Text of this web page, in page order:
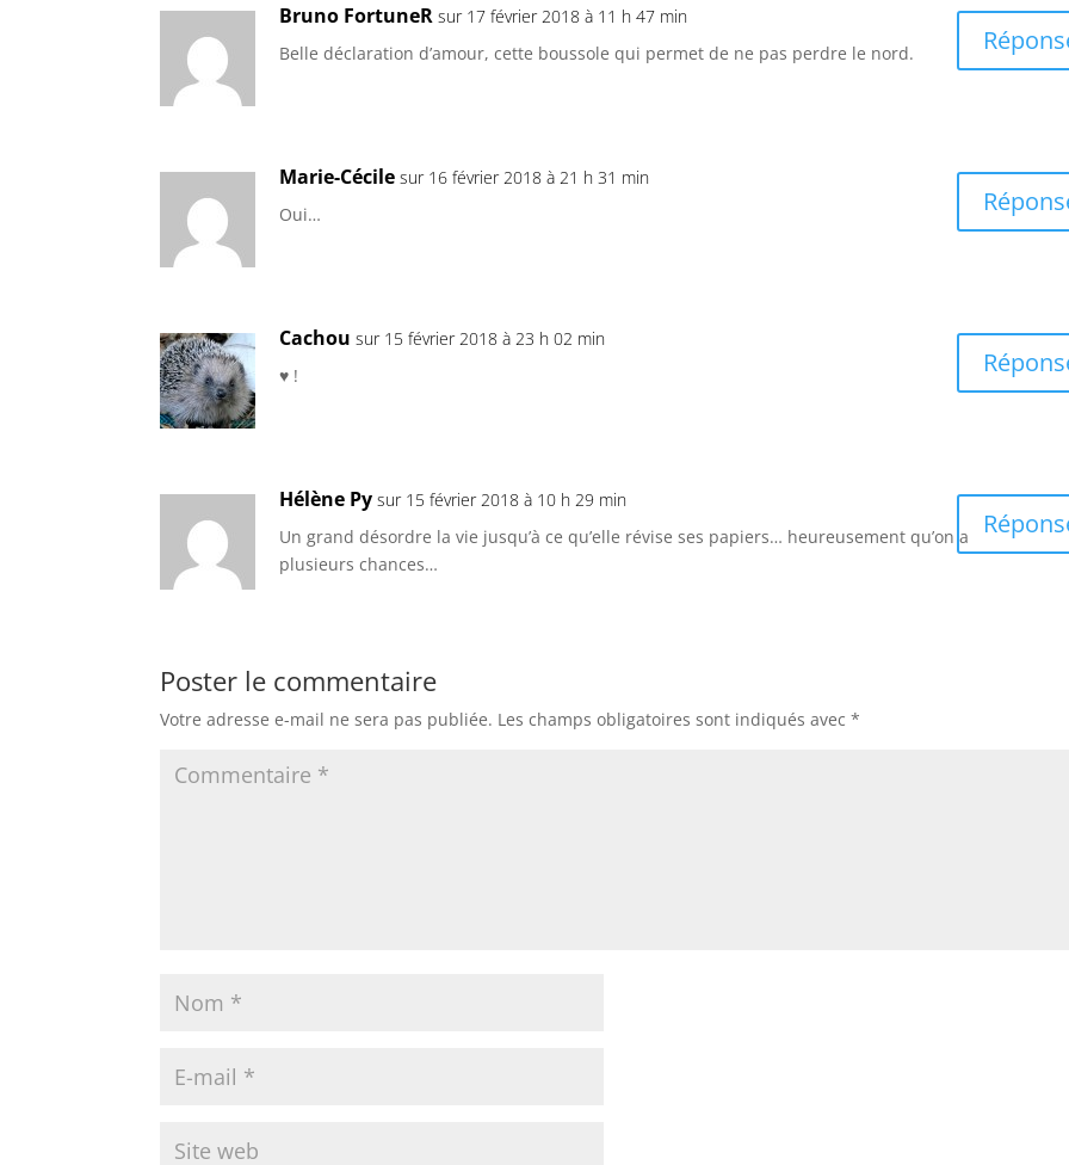
Bruno FortuneR sur 17 février 2018 à 11 h 47 min
Belle déclaration d’amour, cette boussole qui permet de ne pas perdre le nord.
Marie-Cécile sur 16 février 2018 à 21 h 31 min
Oui…
Cachou sur 15 février 2018 à 23 h 02 min
♥ !
Hélène Py sur 15 février 2018 à 10 h 29 min
Un grand désordre la vie jusqu’à ce qu’elle révise ses papiers… heureusement qu’on a
plusieurs chances…
Poster le commentaire
Votre adresse e-mail ne sera pas publiée. Les champs obligatoires sont indiqués avec*